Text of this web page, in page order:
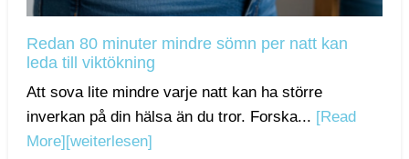
Redan 80 minuter mindre sömn per natt kan
leda till viktökning
Att sova lite mindre varje natt kan ha större
inverkan på din hälsa än du tror. Forska... [Read
More][weiterlesen]